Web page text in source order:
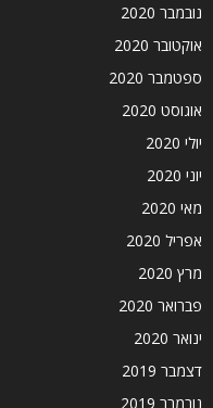
נובמבר 2020
אוקטובר 2020
ספטמבר 2020
אוגוסט 2020
יולי 2020
יוני 2020
מאי 2020
אפריל 2020
מרץ 2020
פברואר 2020
ינואר 2020
דצמבר 2019
נובמבר 2019